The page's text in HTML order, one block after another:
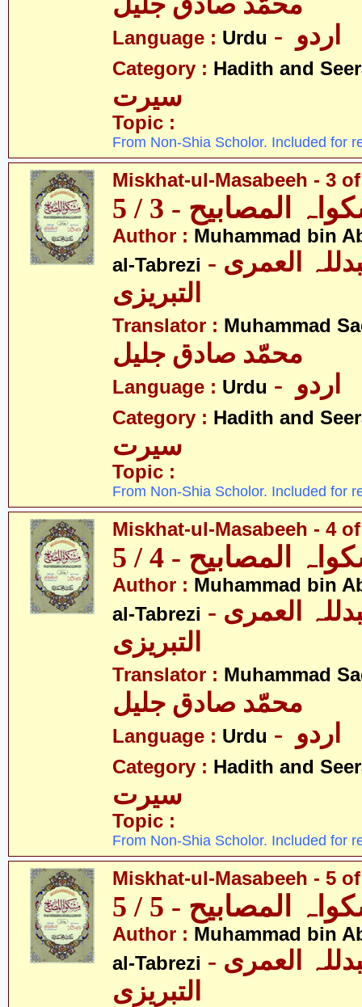
Language : Urdu
Category : Hadith and
سیرت
Topic :
From Non-Shia Scholor. Included for
Miskhat-ul-Masabeeh - 3
المصابیح - 3 / 5
Author : Muhammad bin
al-Tabrezi - محمّد بن عبدللہ العمری
التبریزی
Translator : Muhammad
محمّد صادق جلیل
Language : Urdu
Category : Hadith and
سیرت
Topic :
From Non-Shia Scholor. Included for
Miskhat-ul-Masabeeh - 4
المصابیح - 4 / 5
Author : Muhammad bin
al-Tabrezi - محمّد بن عبدللہ العمری
التبریزی
Translator : Muhammad
محمّد صادق جلیل
Language : Urdu
Category : Hadith and
سیرت
Topic :
From Non-Shia Scholor. Included for
Miskhat-ul-Masabeeh - 5
المصابیح - 5 / 5
Author : Muhammad bin
al-Tabrezi - محمّد بن عبدللہ العمری
التبریزی